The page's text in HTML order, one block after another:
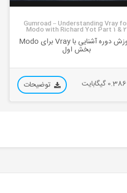
Gumroad – Understanding Vray
Modo with Richard Yot Part 1 & 2
آموزش دوره آشنایی با Vray برای Modo
بخش اول
0.386 گیگابایت توضیحات